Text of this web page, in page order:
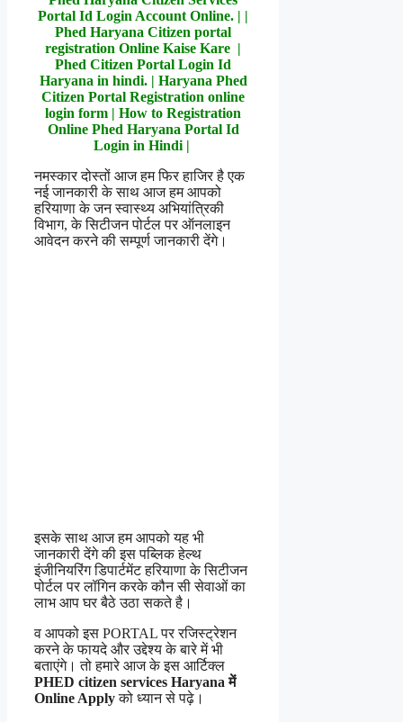
Portal Id Login Account Online. | |
Phed Haryana Citizen portal
registration Online Kaise Kare |
Phed Citizen Portal Login Id
Haryana in hindi. | Haryana Phed
Citizen Portal Registration online
login form | How to Registration
Online Phed Haryana Portal Id
Login in Hindi |
नमस्कार दोस्तों आज हम फिर हाजिर है एक
नई जानकारी के साथ आज हम आपको
हरियाणा के जन स्वास्थ्य अभियांत्रिकी
विभाग, के सिटीजन पोर्टल पर ऑनलाइन
आवेदन करने की सम्पूर्ण जानकारी देंगे।
इसके साथ आज हम आपको यह भी
जानकारी देंगे की इस पब्लिक हेल्थ
इंजीनियरिंग डिपार्टमेंट हरियाणा के सिटीजन
पोर्टल पर लॉगिन करके कौन सी सेवाओं का
लाभ आप घर बैठे उठा सकते है।
व आपको इस PORTAL पर रजिस्ट्रेशन
करने के फायदे और उद्देश्य के बारे में भी
बताएंगे। तो हमारे आज के इस आर्टिक्ल
PHED citizen services Haryana में
Online Applyको ध्यान से पढ़े।